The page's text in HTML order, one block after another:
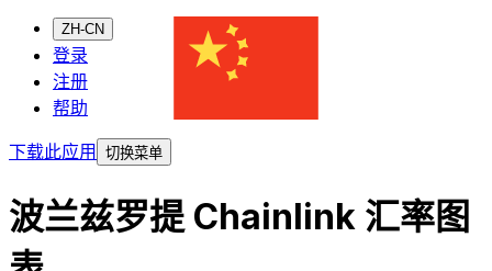
ZH-CN
登录
注册
帮助
下载此应用
切换菜单
波兰兹罗提 Chainlink 汇率图